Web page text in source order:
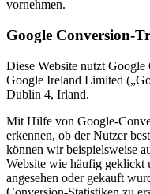
vornehmen.
Google Conversion-
Diese Website nutzt
Google Ireland Limited
Dublin 4, Irland.
Mit Hilfe von Google-
erkennen, ob der Nutzer
können wir beispielsweise
Website wie häufig geklickt
angesehen oder gekauft